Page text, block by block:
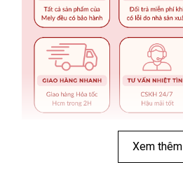
Xem thêm